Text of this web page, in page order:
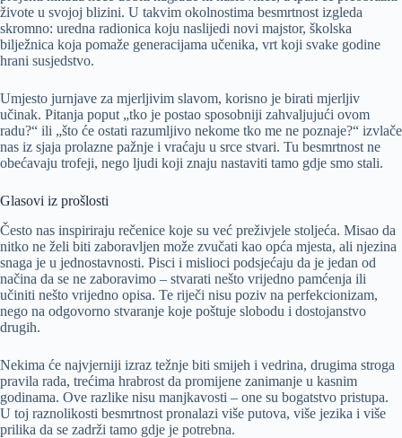
živote u svojoj blizini. U takvim okolnostima besmrtnost izgleda
skromno: uredna radionica koju naslijedi novi majstor, školska
bilježnica koja pomaže generacijama učenika, vrt koji svake godine
hrani susjedstvo.
Umjesto jurnjave za mjerljivim slavom, korisno je birati mjerljiv
učinak. Pitanja poput „tko je postao sposobniji zahvaljujući ovom
radu?“ ili „što će ostati razumljivo nekome tko me ne poznaje?“ izvlače
nas iz sjaja prolazne pažnje i vraćaju u srce stvari. Tu besmrtnost ne
obećavaju trofeji, nego ljudi koji znaju nastaviti tamo gdje smo stali.
Glasovi iz prošlosti
Često nas inspiriraju rečenice koje su već preživjele stoljeća. Misao da
nitko ne želi biti zaboravljen može zvučati kao opća mjesta, ali njezina
snaga je u jednostavnosti. Pisci i mislioci podsjećaju da je jedan od
načina da se ne zaboravimo – stvarati nešto vrijedno pamćenja ili
učiniti nešto vrijedno opisa. Te riječi nisu poziv na perfekcionizam,
nego na odgovorno stvaranje koje poštuje slobodu i dostojanstvo
drugih.
Nekima će najvjerniji izraz težnje biti smijeh i vedrina, drugima stroga
pravila rada, trećima hrabrost da promijene zanimanje u kasnim
godinama. Ove razlike nisu manjkavosti – one su bogatstvo pristupa.
U toj raznolikosti besmrtnost pronalazi više putova, više jezika i više
prilika da se zadrži tamo gdje je potrebna.